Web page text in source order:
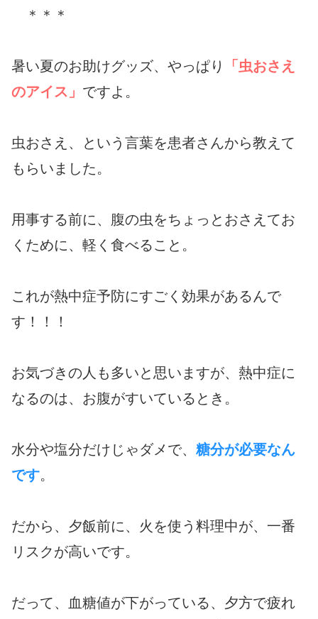
＊＊＊
暑い夏のお助けグッズ、やっぱり
「虫おさえ
のアイス」 ですよ。
虫おさえ、という言葉を患者さんから教えて
もらいました。
用事する前に、腹の虫をちょっとおさえてお
くために、軽く食べること。
これが熱中症予防にすごく効果があるんで
す！！！
お気づきの人も多いと思いますが、熱中症に
なるのは、お腹がすいているとき。
水分や塩分だけじゃダメで、 糖分が必要なん
です。
だから、夕飯前に、火を使う料理中が、一番
リスクが高いです。
だって、血糖値が下がっている、夕方で疲れ